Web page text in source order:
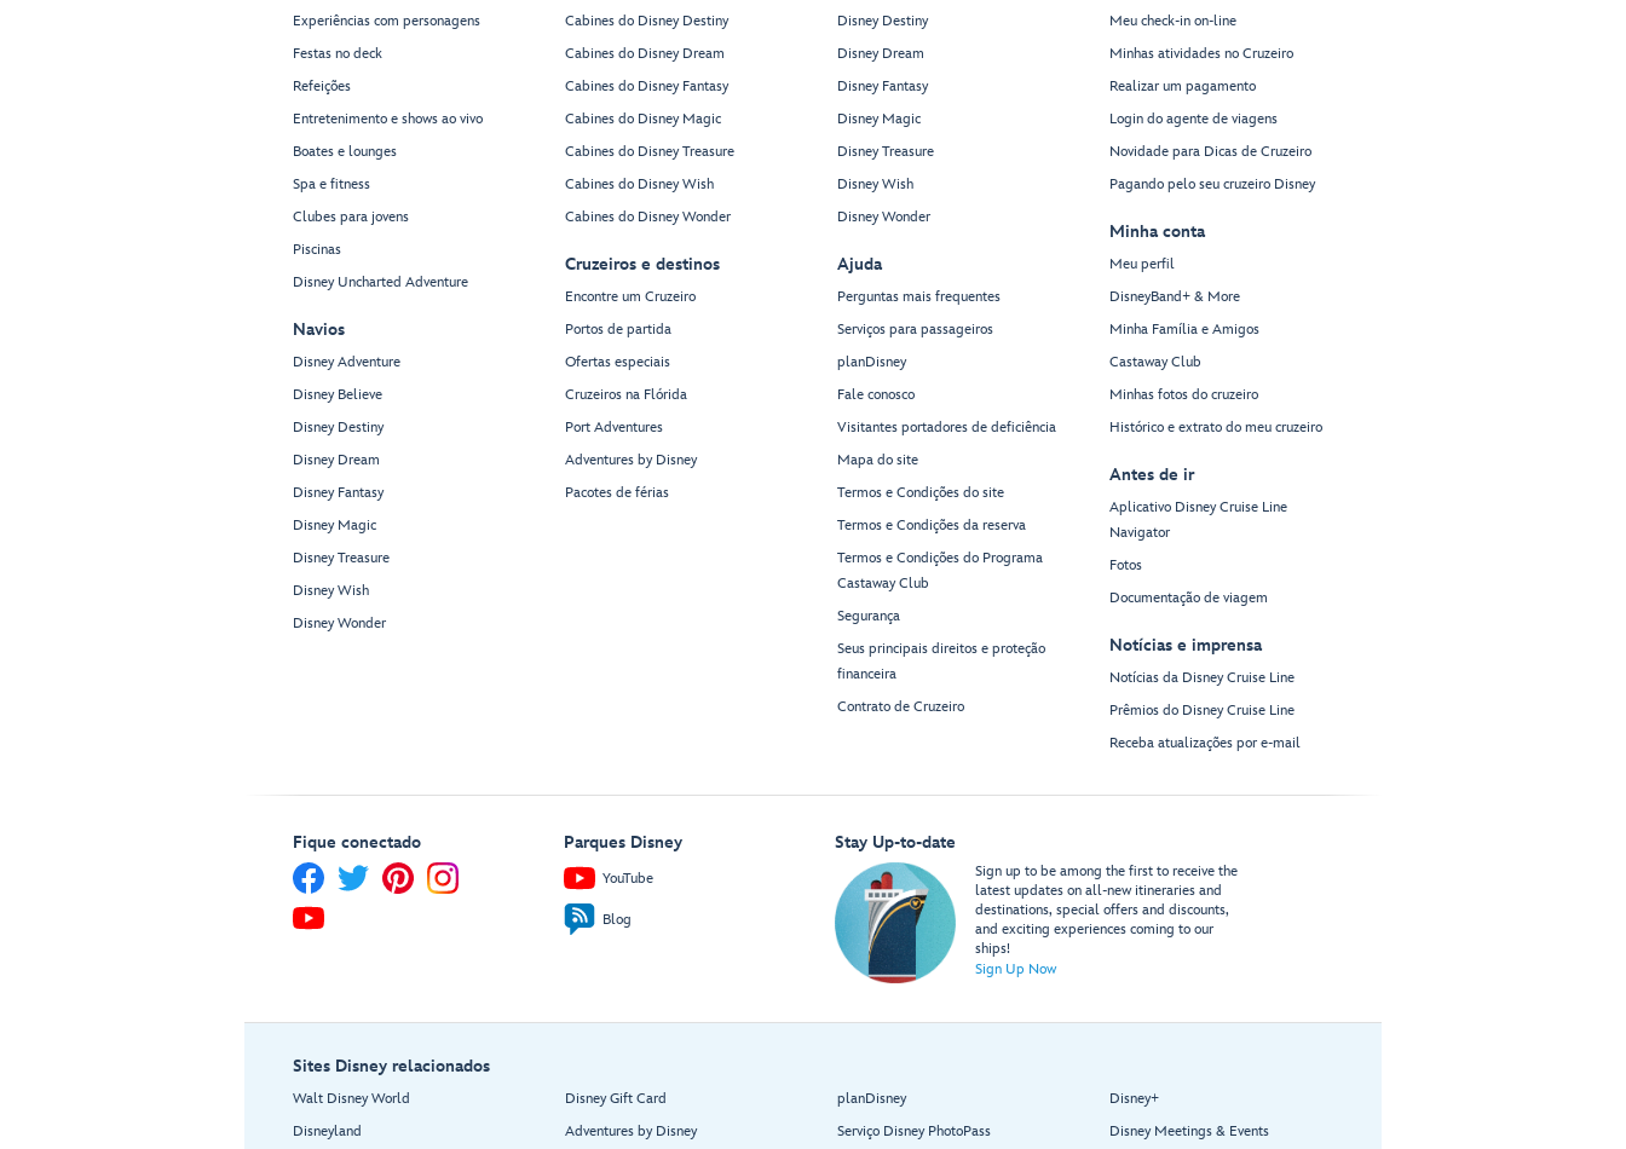
Experiências com personagens
Festas no deck
Refeições
Entretenimento e shows ao vivo
Boates e lounges
Spa e fitness
Clubes para jovens
Piscinas
Disney Uncharted Adventure
Navios
Disney Adventure
Disney Believe
Disney Destiny
Disney Dream
Disney Fantasy
Disney Magic
Disney Treasure
Disney Wish
Disney Wonder
Cabines do Disney Destiny
Cabines do Disney Dream
Cabines do Disney Fantasy
Cabines do Disney Magic
Cabines do Disney Treasure
Cabines do Disney Wish
Cabines do Disney Wonder
Cruzeiros e destinos
Encontre um Cruzeiro
Portos de partida
Ofertas especiais
Cruzeiros na Flórida
Port Adventures
Adventures by Disney
Pacotes de férias
Disney Destiny
Disney Dream
Disney Fantasy
Disney Magic
Disney Treasure
Disney Wish
Disney Wonder
Ajuda
Perguntas mais frequentes
Serviços para passageiros
planDisney
Fale conosco
Visitantes portadores de deficiência
Mapa do site
Termos e Condições do site
Termos e Condições da reserva
Termos e Condições do Programa
Castaway Club
Segurança
Seus principais direitos e proteção
financeira
Contrato de Cruzeiro
Meu check-in on-line
Minhas atividades no Cruzeiro
Realizar um pagamento
Login do agente de viagens
Novidade para Dicas de Cruzeiro
Pagando pelo seu cruzeiro Disney
Minha conta
Meu perfil
DisneyBand+ & More
Minha Família e Amigos
Castaway Club
Minhas fotos do cruzeiro
Histórico e extrato do meu cruzeiro
Antes de ir
Aplicativo Disney Cruise Line
Navigator
Fotos
Documentação de viagem
Notícias e imprensa
Notícias da Disney Cruise Line
Prêmios do Disney Cruise Line
Receba atualizações por e-mail
Fique conectado Parques Disney
YouTube
Blog
Stay Up-to-date
Sign up to be among the first to receive the
latest updates on all-new itineraries and
destinations, special offers and discounts,
and exciting experiences coming to our
ships!
Sign Up Now
Sites Disney relacionados
Walt Disney World
Disneyland
Disney Gift Card
Adventures by Disney
planDisney
Serviço Disney PhotoPass
Disney+
Disney Meetings & Events